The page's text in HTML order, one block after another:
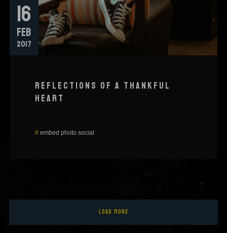
16
FEB
2017
REFLECTIONS OF A THANKFUL
HEART
# embed photo social
LOAD MORE